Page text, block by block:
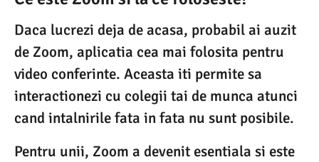
Daca lucrezi deja de acasa, probabil ai auzit
de Zoom, aplicatia cea mai folosita pentru
video conferinte. Aceasta iti permite sa
interactionezi cu colegii tai de munca atunci
cand intalnirile fata in fata nu sunt posibile.
Pentru unii, Zoom a devenit esentiala si este